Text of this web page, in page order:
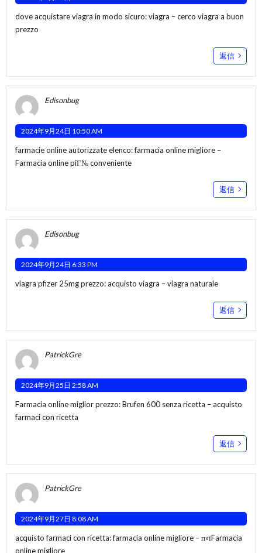
dove acquistare viagra in modo sicuro:viagra – cerco viagra a buon
prezzo
返信
Edisonbug
2024年9月24日 10:50 AM
farmacie online autorizzate elenco:farmacia online migliore –
Farmacia online piГ№ conveniente
返信
Edisonbug
2024年9月24日 6:33 PM
viagra pfizer 25mg prezzo:acquisto viagra – viagra naturale
返信
PatrickGre
2024年9月25日 2:58 AM
Farmacia online miglior prezzo:Brufen 600 senza ricetta – acquisto
farmaci con ricetta
返信
PatrickGre
2024年9月27日 8:08 AM
acquisto farmaci con ricetta:farmacia online migliore – п»їFarmacia
online migliore